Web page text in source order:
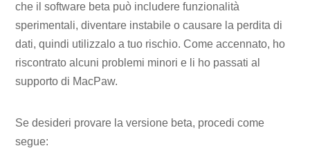
che il software beta può includere funzionalità
sperimentali, diventare instabile o causare la perdita di
dati, quindi utilizzalo a tuo rischio. Come accennato, ho
riscontrato alcuni problemi minori e li ho passati al
supporto di MacPaw.
Se desideri provare la versione beta, procedi come
segue: